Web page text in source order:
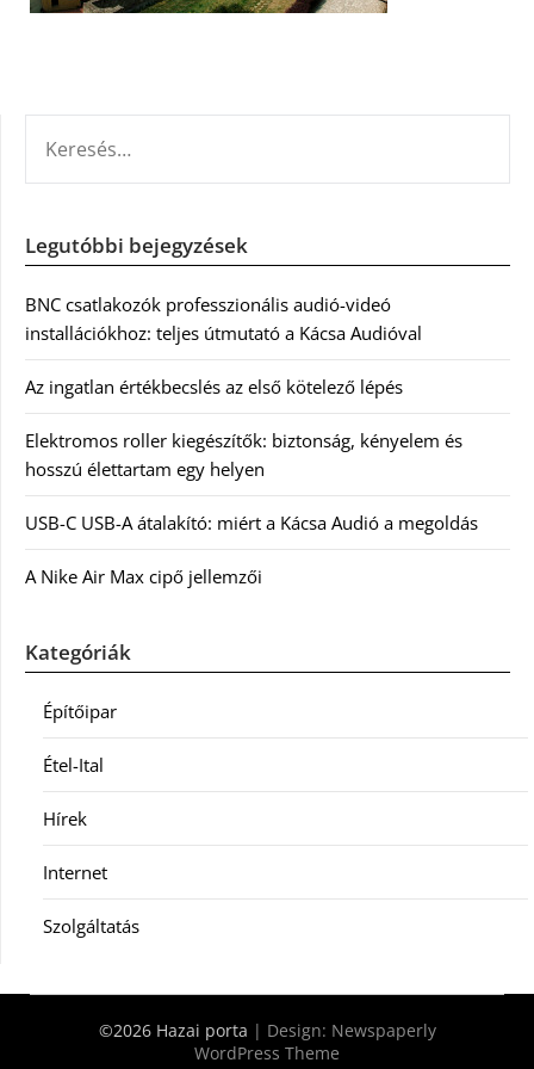
Legutóbbi bejegyzések
BNC csatlakozók professzionális audió-videó
installációkhoz: teljes útmutató a Kácsa Audióval
Az ingatlan értékbecslés az első kötelező lépés
Elektromos roller kiegészítők: biztonság, kényelem és
hosszú élettartam egy helyen
USB-C USB-A átalakító: miért a Kácsa Audió a megoldás
A Nike Air Max cipő jellemzői
Kategóriák
Építőipar
Étel-Ital
Hírek
Internet
Szolgáltatás
©2026 Hazai porta | Design: Newspaperly
WordPress Theme